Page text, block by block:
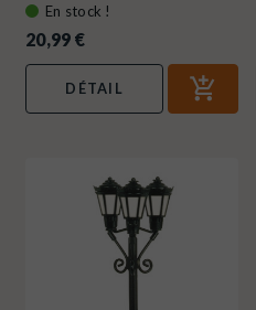
En stock !
20,99 €
DÉTAIL